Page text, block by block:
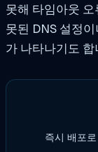
못해 타임아웃
못된 DNS 설정
가 나타나기도 합
즉시 배포